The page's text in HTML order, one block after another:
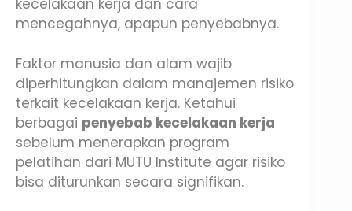
kecelakaan kerja dan cara
mencegahnya, apapun penyebabnya.
Faktor manusia dan alam wajib
diperhitungkan dalam manajemen risiko
terkait kecelakaan kerja. Ketahui
berbagai penyebab kecelakaan kerja
sebelum menerapkan program
pelatihan dari MUTU Institute agar risiko
bisa diturunkan secara signifikan.